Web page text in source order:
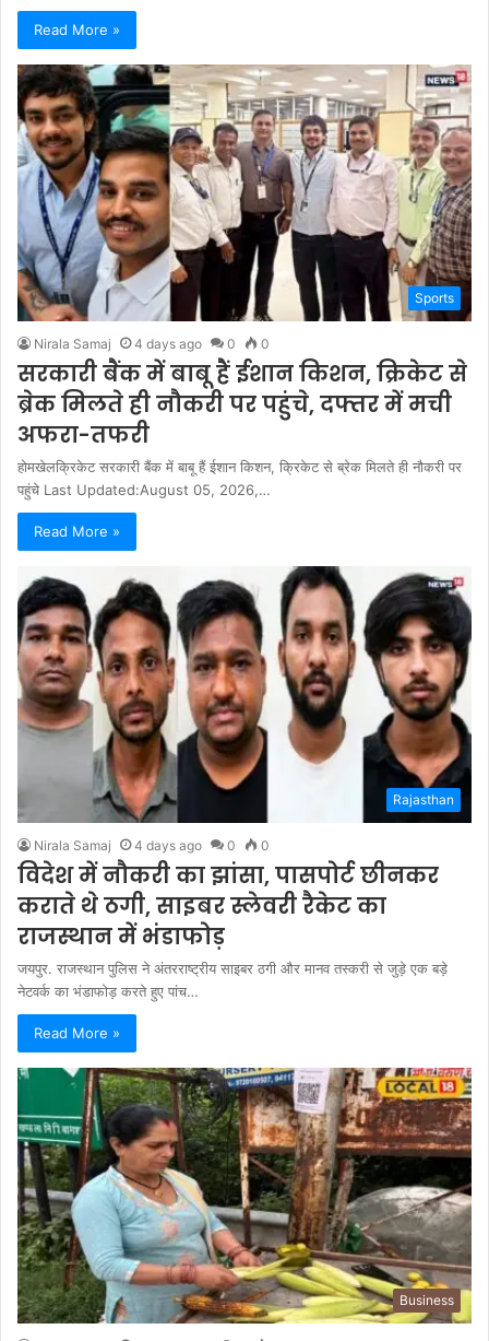
Read More »
Sports
Nirala Samaj 4 days ago 0 0
सरकारी बैंक में बाबू हैं ईशान किशन, क्रिकेट से
ब्रेक मिलते ही नौकरी पर पहुंचे, दफ्तर में मची
अफरा-तफरी
होमखेलक्रिकेट सरकारी बैंक में बाबू हैं ईशान किशन, क्रिकेट से ब्रेक मिलते ही नौकरी पर
पहुंचे Last Updated:August 05, 2026,…
Read More »
Rajasthan
Nirala Samaj 4 days ago 0 0
विदेश में नौकरी का झांसा, पासपोर्ट छीनकर
कराते थे ठगी, साइबर स्लेवरी रैकेट का
राजस्थान में भंडाफोड़
जयपुर. राजस्थान पुलिस ने अंतरराष्ट्रीय साइबर ठगी और मानव तस्करी से जुड़े एक बड़े
नेटवर्क का भंडाफोड़ करते हुए पांच…
Read More »
Business